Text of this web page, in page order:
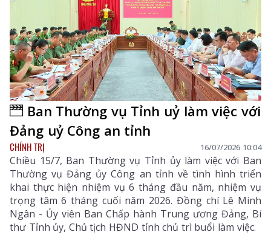
Ban Thường vụ Tỉnh uỷ làm việc với
Đảng uỷ Công an tỉnh
CHÍNH TRỊ 16/07/2026 10:04
Chiều 15/7, Ban Thường vụ Tỉnh ủy làm việc với Ban
Thường vụ Đảng ủy Công an tỉnh về tình hình triển
khai thực hiện nhiệm vụ 6 tháng đầu năm, nhiệm vụ
trọng tâm 6 tháng cuối năm 2026. Đồng chí Lê Minh
Ngân - Ủy viên Ban Chấp hành Trung ương Đảng, Bí
thư Tỉnh ủy, Chủ tịch HĐND tỉnh chủ trì buổi làm việc.